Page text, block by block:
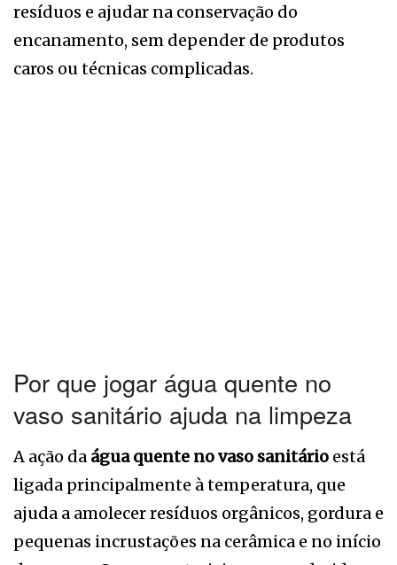
resíduos e ajudar na conservação do
encanamento, sem depender de produtos
caros ou técnicas complicadas.
Por que jogar água quente no
vaso sanitário ajuda na limpeza
A ação da água quente no vaso sanitário está
ligada principalmente à temperatura, que
ajuda a amolecer resíduos orgânicos, gordura e
pequenas incrustações na cerâmica e no início